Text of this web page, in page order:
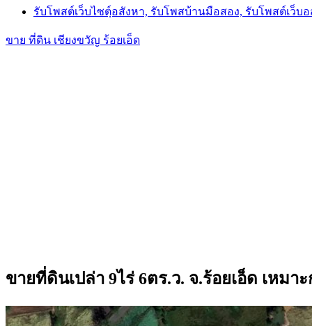
รับโพสต์เว็บไซตฺ์อสังหา, รับโพสบ้านมือสอง, รับโพสต์เว็บ
ขาย ที่ดิน เชียงขวัญ ร้อยเอ็ด
ขายที่ดินเปล่า 9ไร่ 6ตร.ว. จ.ร้อยเอ็ด เหม